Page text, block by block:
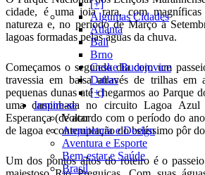
[+]
Algumas Cidades
Atlanta
Bali
Brno
Ceske Budejovice
Dallas
[+]
Inspire-se
Voltar
Arquitetura e Design
Aventura e Esporte
Bem-estar e Saúde
Brasil
cidade, é uma joia rara, com magníficas
natureza e, no período de Março à
lagoas formadas pelas águas da chuva.
Começamos o segundo dia com um
travessia em balsa através de trilhas em
pequenas dunas até chegarmos ao Parque
uma caminhada no circuito Lagoa
Esperança (de acordo com o período do
de lagoa e contemplação do belíssimo pôr
Um dos pontos altos do roteiro é o